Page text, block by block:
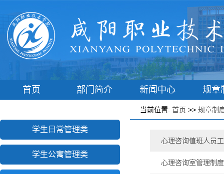
首页 部门简介 新闻中心
规章
学子港湾 学生风
学生日常管理类
学生公寓管理类
当前位置: 首页 >> 规章制
心理咨询值班人员
心理咨询室管理制度